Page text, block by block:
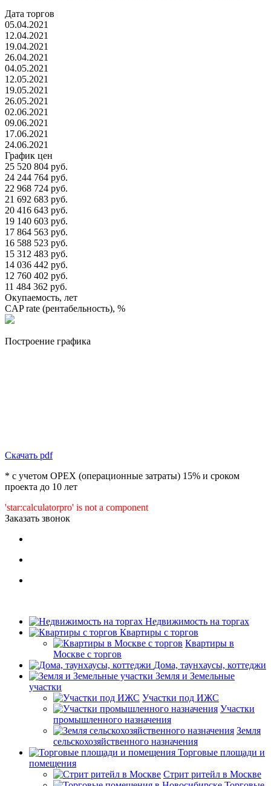
Дата торгов
05.04.2021
12.04.2021
19.04.2021
26.04.2021
04.05.2021
12.05.2021
19.05.2021
26.05.2021
02.06.2021
09.06.2021
17.06.2021
24.06.2021
График цен
25 520 804 руб.
24 244 764 руб.
22 968 724 руб.
21 692 683 руб.
20 416 643 руб.
19 140 603 руб.
17 864 563 руб.
16 588 523 руб.
15 312 483 руб.
14 036 442 руб.
12 760 402 руб.
11 484 362 руб.
Окупаемость, лет
CAP rate (рентабельность), %
Построение графика
Скачать pdf
* с учетом OPEX (операционные затраты) 15% и сроком
проекта до 10 лет
'star:calculatorpro' is not a component
Заказать звонок
Недвижимость на торгах
Квартиры с торгов
Квартиры в
Москве с торгов
Дома, таунхаусы, коттеджи
Земля и Земельные
участки
Участки под ИЖС
Участки
промышленного назначения
Земля
сельскохозяйственного назначения
Торговые площади и
помещения
Стрит ритейл в Москве